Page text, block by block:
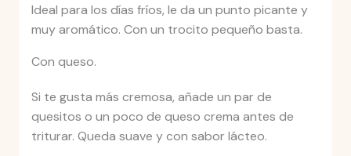
Ideal para los días fríos, le da un punto picante y
muy aromático. Con un trocito pequeño basta.
Con queso.
Si te gusta más cremosa, añade un par de
quesitos o un poco de queso crema antes de
triturar. Queda suave y con sabor lácteo.